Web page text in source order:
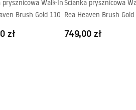
prysznicowa Walk-In
Brush Gold 110
zł
Ścianka prysznicowa
Rea Heaven Brush Gold
749,00 zł